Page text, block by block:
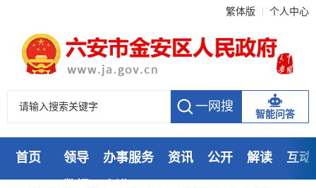
繁体版 个人中心
智能问答
首页 领导 办事服务 资讯 公开 解读
互动